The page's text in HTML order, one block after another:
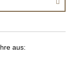
aus: